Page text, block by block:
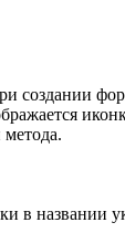
создании
названии